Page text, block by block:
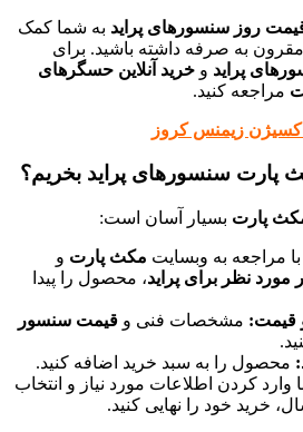
روز سنسورهای پراید به شما کمک
مقرون به صرفه داشته باشید. برای
پراید و خرید آنلاین حسگرهای
مراجعه کنید.
زیمنس کروز
پارت سنسورهای پراید بخریم؟
پارت بسیار آسان است:
با مراجعه به وبسایت مکث پارت و
نظر برای پراید، محصول را پیدا
قیمت: مشخصات فنی و قیمت سنسور
محصول را به سبد خرید اضافه کنید.
وارد کردن اطلاعات مورد نیاز و انتخاب
خرید خود را نهایی کنید.